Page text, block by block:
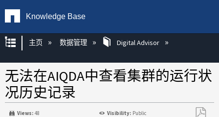
Knowledge Base
扩展/隐缩全局层次
主页 数据管理 Digital Advisor
无法在AIQDA中查看集群的运行状
况历史记录
Views: 48 Visibility: Public